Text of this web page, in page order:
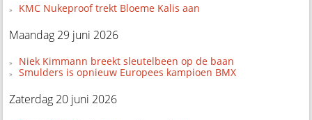
KMC Nukeproof trekt Bloeme Kalis aan
Maandag 29 juni 2026
Niek Kimmann breekt sleutelbeen op de baan
Smulders is opnieuw Europees kampioen BMX
Zaterdag 20 juni 2026